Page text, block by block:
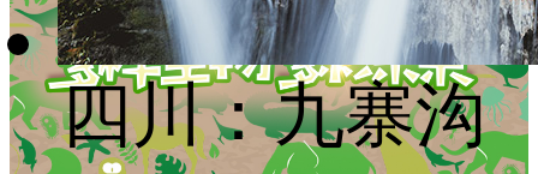
四川：九寨沟